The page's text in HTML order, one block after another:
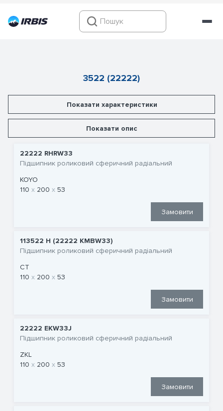
3522 (22222)
Показати характеристики
Показати опис
22222 RHRW33
Підшипник роликовий сферичний радіальний
KOYO
110
200 53
Замовити
113522 H (22222 KMBW33)
Підшипник роликовий сферичний радіальний
CT
110
200 53
Замовити
22222 EKW33J
Підшипник роликовий сферичний радіальний
ZKL
110
200 53
Замовити